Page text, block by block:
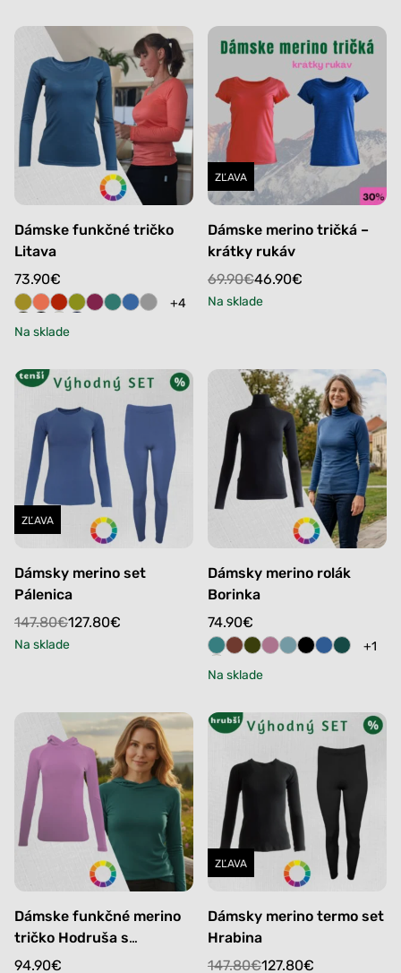
Dámske funkčné tričko
Litava
73.90€
+4
Na sklade
ZĽAVA
Dámske merino tričká –
krátky rukáv
69.90€
Original
price
46.90€
Current
price
Na sklade
ZĽAVA
Dámsky merino set
Pálenica
147.80€
Original
price
127.80€
Current
price
Na sklade
Dámsky merino rolák
Borinka
74.90€
+1
Na sklade
Dámske funkčné merino
tričko Hodruša s
kapucňou
94.90€
ZĽAVA
Dámsky merino termo set
Hrabina
147.80€
Original127.80€
Current